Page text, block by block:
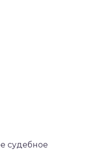
судебное